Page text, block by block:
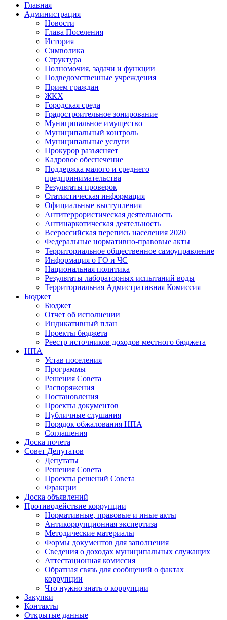
Главная
Администрация
Новости
Глава Поселения
История
Символика
Структура
Полномочия, задачи и функции
Подведомственные учреждения
Прием граждан
ЖКХ
Городская среда
Градостроительное зонирование
Муниципальное имущество
Муниципальный контроль
Муниципальные услуги
Прокурор разъясняет
Кадровое обеспечение
Поддержка малого и среднего
предпринимательства
Результаты проверок
Статистическая информация
Официальные выступления
Антитеррористическая деятельность
Антинаркотическая деятельность
Всероссийская перепись населения 2020
Федеральные нормативно-правовые акты
Территориальное общественное самоуправление
Информация о ГО и ЧС
Национальная политика
Результаты лабораторных испытаний воды
Территориальная Адмистративная Комиссия
Бюджет
Бюджет
Отчет об исполнении
Индикативный план
Проекты бюджета
Реестр источников доходов местного бюджета
НПА
Устав поселения
Программы
Решения Совета
Распоряжения
Постановления
Проекты документов
Публичные слушания
Порядок обжалования НПА
Соглашения
Доска почета
Совет Депутатов
Депутаты
Решения Совета
Проекты решений Совета
Фракции
Доска объявлений
Противодействие коррупции
Нормативные, правовые и иные акты
Антикоррупционная экспертиза
Методические материалы
Формы документов для заполнения
Сведения о доходах муниципальных служащих
Аттестационная комиссия
Обратная связь для сообщений о фактах
коррупции
Что нужно знать о коррупции
Закупки
Контакты
Открытые данные